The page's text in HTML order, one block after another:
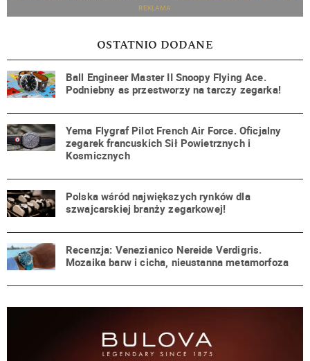
REKLAMA
OSTATNIO DODANE
Ball Engineer Master II Snoopy Flying Ace.
Podniebny as przestworzy na tarczy zegarka!
Yema Flygraf Pilot French Air Force. Oficjalny
zegarek francuskich Sił Powietrznych i
Kosmicznych
Polska wśród największych rynków dla
szwajcarskiej branży zegarkowej!
Recenzja: Venezianico Nereide Verdigris.
Mozaika barw i cicha, nieustanna metamorfoza